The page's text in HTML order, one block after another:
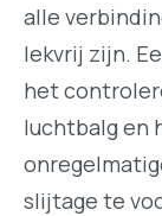
alle
lekvrij zijn.
het
luchtbalg en
slijtage te